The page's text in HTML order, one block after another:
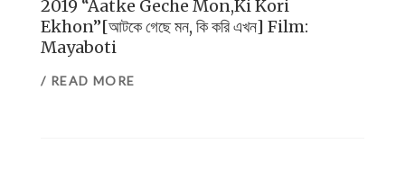
2019 “Aatke Geche Mon,Ki Kori
Ekhon”[আটকে গেছে মন, কি করি এখন] Film:
Mayaboti
/ READ MORE